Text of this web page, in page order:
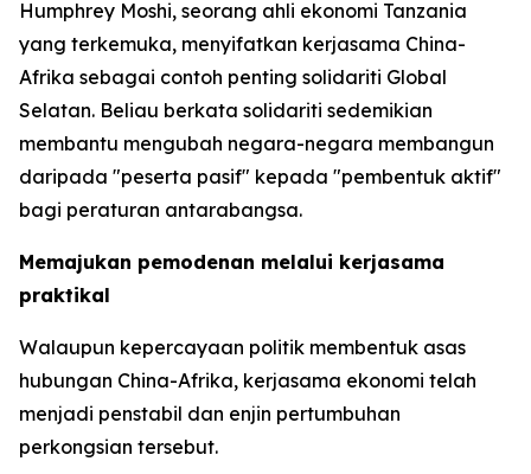
Humphrey Moshi, seorang ahli ekonomi Tanzania
yang terkemuka, menyifatkan kerjasama China-
Afrika sebagai contoh penting solidariti Global
Selatan. Beliau berkata solidariti sedemikian
membantu mengubah negara-negara membangun
daripada "peserta pasif" kepada "pembentuk aktif"
bagi peraturan antarabangsa.
Memajukan pemodenan melalui kerjasama
praktikal
Walaupun kepercayaan politik membentuk asas
hubungan China-Afrika, kerjasama ekonomi telah
menjadi penstabil dan enjin pertumbuhan
perkongsian tersebut.